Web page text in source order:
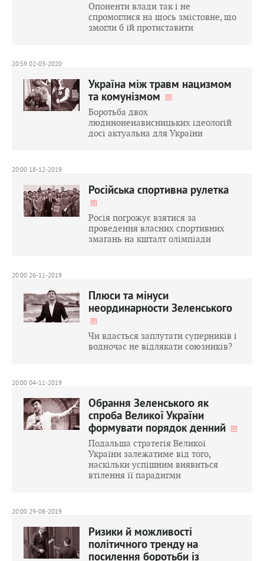
Опоненти влади так і не
спромоглися на щось змістовне, що
змогли б їй протиставити
20:59 02-03-2020
Україна між травм нацизмом
та комунізмом
Боротьба двох
людиноненависницьких ідеологій
досі актуальна для України
20:00 18-12-2019
Російська спортивна рулетка
Росія погрожує взятися за
проведення власних спортивних
змагань на кшталт олімпіади
20:00 26-11-2019
Плюси та мінуси
неординарности Зеленського
Чи вдасться заплутати суперників і
водночас не відлякати союзників?
20:00 04-11-2019
Обрання Зеленського як
спроба Великої України
формувати порядок денний
Подальша стратегія Великої
України залежатиме від того,
наскільки успішним виявиться
втілення її парадигми
20:00 29-08-2019
Ризики й можливості
політичного тренду на
посилення боротьби із